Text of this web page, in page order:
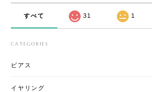
すべて 31 1
CATEGORIES
ピアス
イヤリング